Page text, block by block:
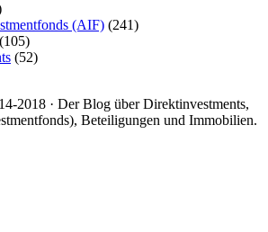
(AIF) (241)
(105)
(52)
2018 · Der Blog über Direktinvestments,
Beteiligungen und Immobilien.